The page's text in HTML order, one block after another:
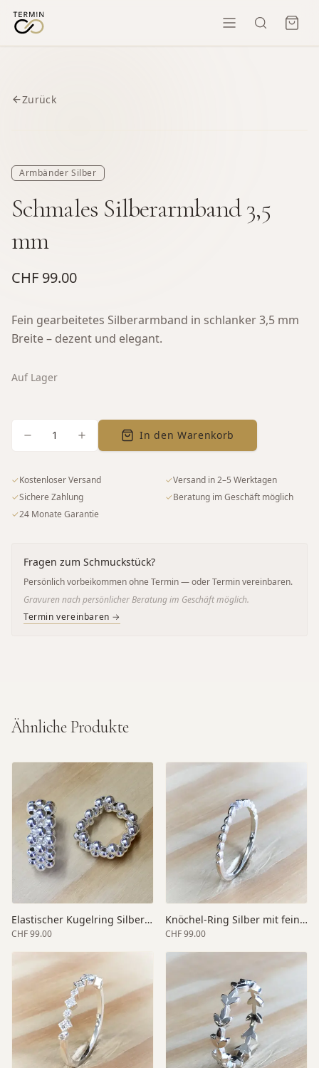
Zurück
Armbänder Silber
Schmales Silberarmband 3,5
mm
CHF 99.00
Fein gearbeitetes Silberarmband in schlanker 3,5 mm
Breite – dezent und elegant.
Auf Lager
1 In den Warenkorb
✓Kostenloser Versand ✓Versand in 2–5 Werktagen
✓Sichere Zahlung ✓Beratung im Geschäft möglich
✓24 Monate Garantie
Fragen zum Schmuckstück?
Persönlich vorbeikommen ohne Termin — oder Termin vereinbaren.
Gravuren nach persönlicher Beratung im Geschäft möglich.
Termin vereinbaren →
Ähnliche Produkte
Elastischer Kugelring Silber dreireihig
CHF 99.00
Knöchel-Ring Silber mit feinem Zirkonia
CHF 99.00